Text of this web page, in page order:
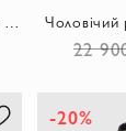
22
-20%